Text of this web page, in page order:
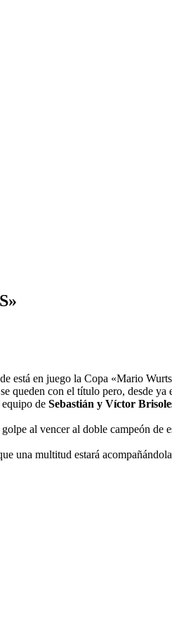
está en juego la Copa «Mario
se queden con el título pero, desde ya
de Sebastián y Víctor
al vencer al doble campeón de
una multitud estará